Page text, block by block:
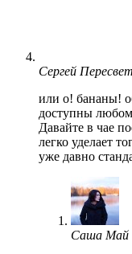
Сергей Пересвет
или о! бананы!
доступны
Давайте в чае
легко уделает
уже давно
Саша Май